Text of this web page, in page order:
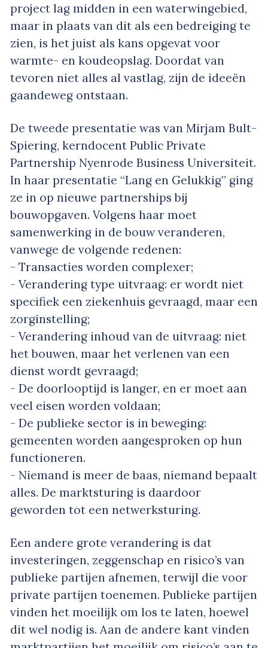
project lag midden in een waterwingebied,
maar in plaats van dit als een bedreiging te
zien, is het juist als kans opgevat voor
warmte- en koudeopslag. Doordat van
tevoren niet alles al vastlag, zijn de ideeën
gaandeweg ontstaan.
De tweede presentatie was van Mirjam Bult-
Spiering, kerndocent Public Private
Partnership Nyenrode Business Universiteit.
In haar presentatie “Lang en Gelukkig” ging
ze in op nieuwe partnerships bij
bouwopgaven. Volgens haar moet
samenwerking in de bouw veranderen,
vanwege de volgende redenen:
- Transacties worden complexer;
- Verandering type uitvraag: er wordt niet
specifiek een ziekenhuis gevraagd, maar een
zorginstelling;
- Verandering inhoud van de uitvraag: niet
het bouwen, maar het verlenen van een
dienst wordt gevraagd;
- De doorlooptijd is langer, en er moet aan
veel eisen worden voldaan;
- De publieke sector is in beweging:
gemeenten worden aangesproken op hun
functioneren.
- Niemand is meer de baas, niemand bepaalt
alles. De marktsturing is daardoor
geworden tot een netwerksturing.
Een andere grote verandering is dat
investeringen, zeggenschap en risico’s van
publieke partijen afnemen, terwijl die voor
private partijen toenemen. Publieke partijen
vinden het moeilijk om los te laten, hoewel
dit wel nodig is. Aan de andere kant vinden